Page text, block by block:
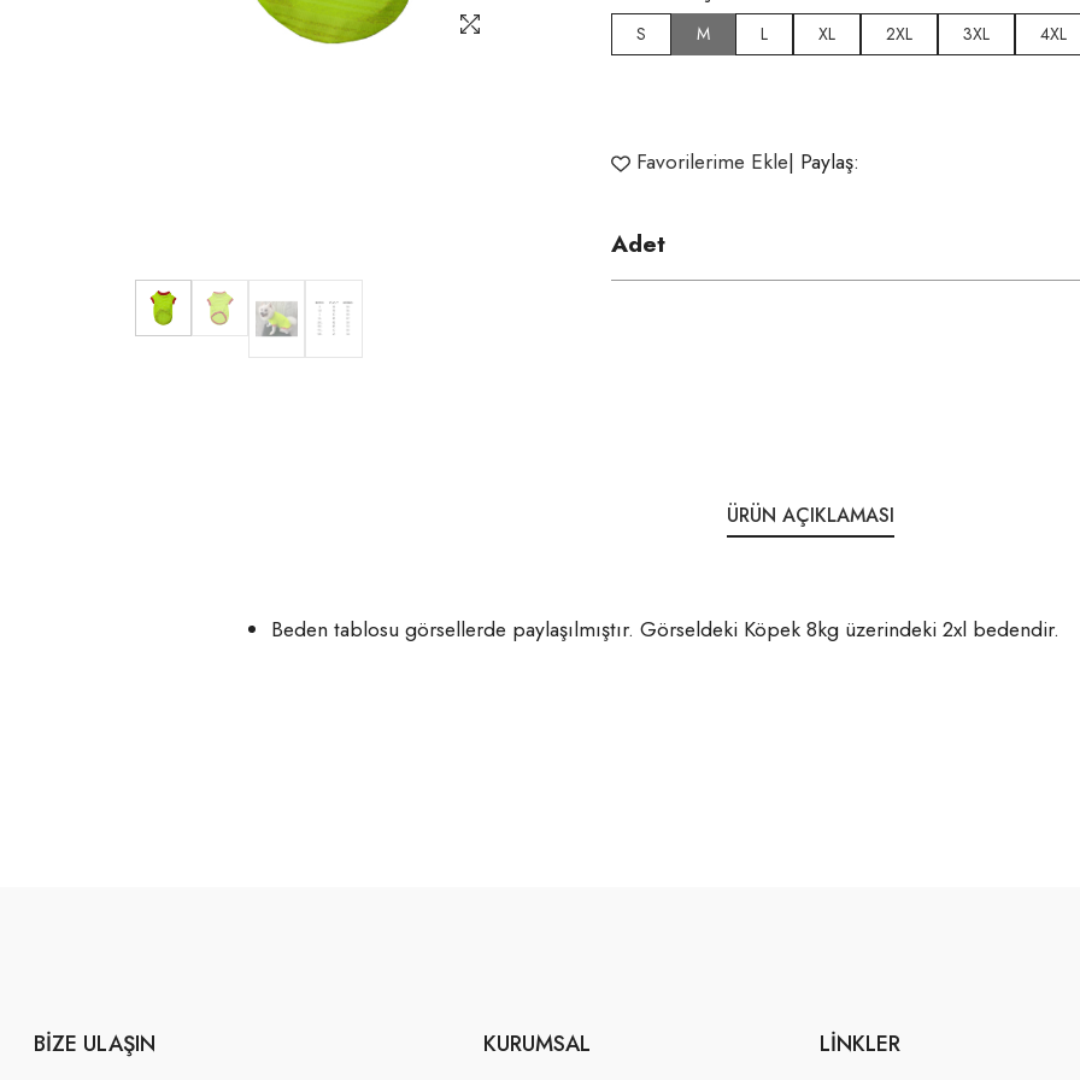
S M L XL 2XL 3XL 4XL
Favorilerime Ekle| Paylaş:
Adet
ÜRÜN AÇIKLAMASI
Beden tablosu görsellerde paylaşılmıştır. Görseldeki Köpek 8kg üzerindeki 2xl bedendir.
BIZE ULAŞIN KURUMSAL LINKLER